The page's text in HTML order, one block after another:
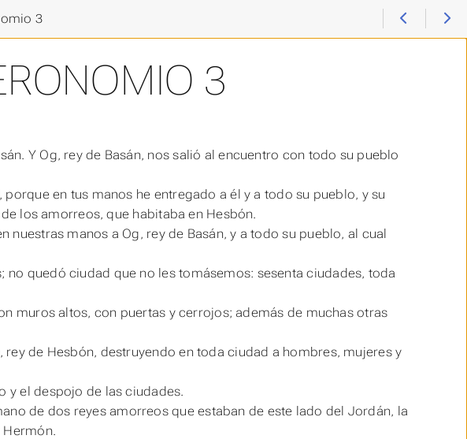
3
3
Y Og, rey de Basán, nos salió al encuentro con todo su pueblo
en tus manos he entregado a él y a todo su pueblo, y su
los amorreos, que habitaba en Hesbón.
nuestras manos a Og, rey de Basán, y a todo su pueblo, al cual
no quedó ciudad que no les tomásemos: sesenta ciudades, toda
muros altos, con puertas y cerrojos; además de muchas otras
de Hesbón, destruyendo en toda ciudad a hombres, mujeres y
y el despojo de las ciudades.
de dos reyes amorreos queestaban de este lado del Jordán, la